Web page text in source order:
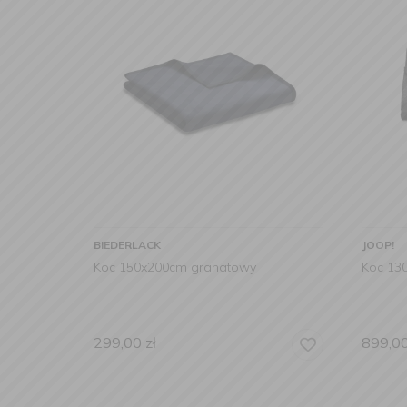
BIEDERLACK
Koc 150x200cm granatowy
299,00 zł
JOOP!
Koc